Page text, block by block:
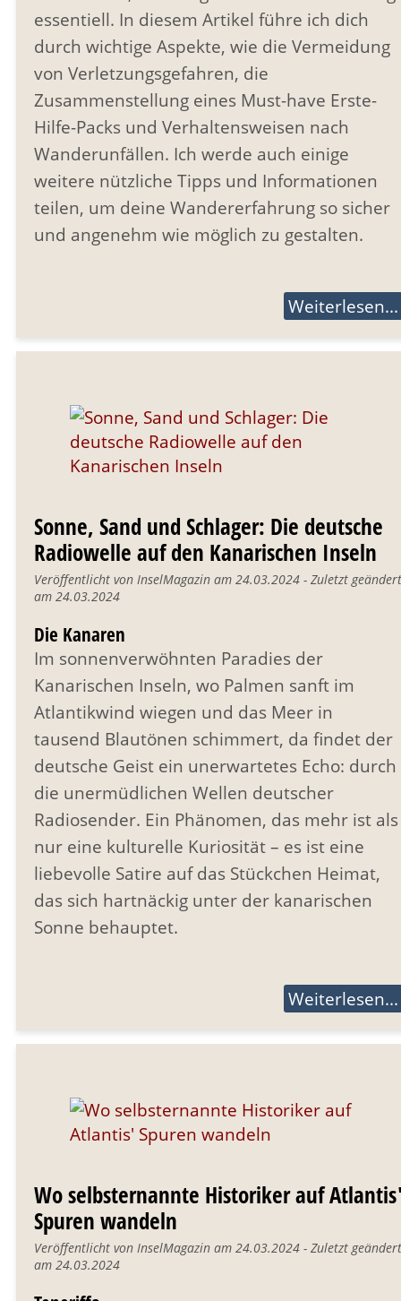
essentiell. In diesem Artikel führe ich dich
durch wichtige Aspekte, wie die Vermeidung
von Verletzungsgefahren, die
Zusammenstellung eines Must-have Erste-
Hilfe-Packs und Verhaltensweisen nach
Wanderunfällen. Ich werde auch einige
weitere nützliche Tipps und Informationen
teilen, um deine Wandererfahrung so sicher
und angenehm wie möglich zu gestalten.
Weiterlesen...
Sonne, Sand und Schlager: Die deutsche
Radiowelle auf den Kanarischen Inseln
Veröffentlicht von InselMagazin am 24.03.2024 - Zuletzt geändert
am 24.03.2024
Die Kanaren
Im sonnenverwöhnten Paradies der
Kanarischen Inseln, wo Palmen sanft im
Atlantikwind wiegen und das Meer in
tausend Blautönen schimmert, da findet der
deutsche Geist ein unerwartetes Echo: durch
die unermüdlichen Wellen deutscher
Radiosender. Ein Phänomen, das mehr ist als
nur eine kulturelle Kuriosität – es ist eine
liebevolle Satire auf das Stückchen Heimat,
das sich hartnäckig unter der kanarischen
Sonne behauptet.
Weiterlesen...
Wo selbsternannte Historiker auf
Spuren wandeln
Veröffentlicht von InselMagazin am 24.03.2024 - Zuletzt geändert
am 24.03.2024